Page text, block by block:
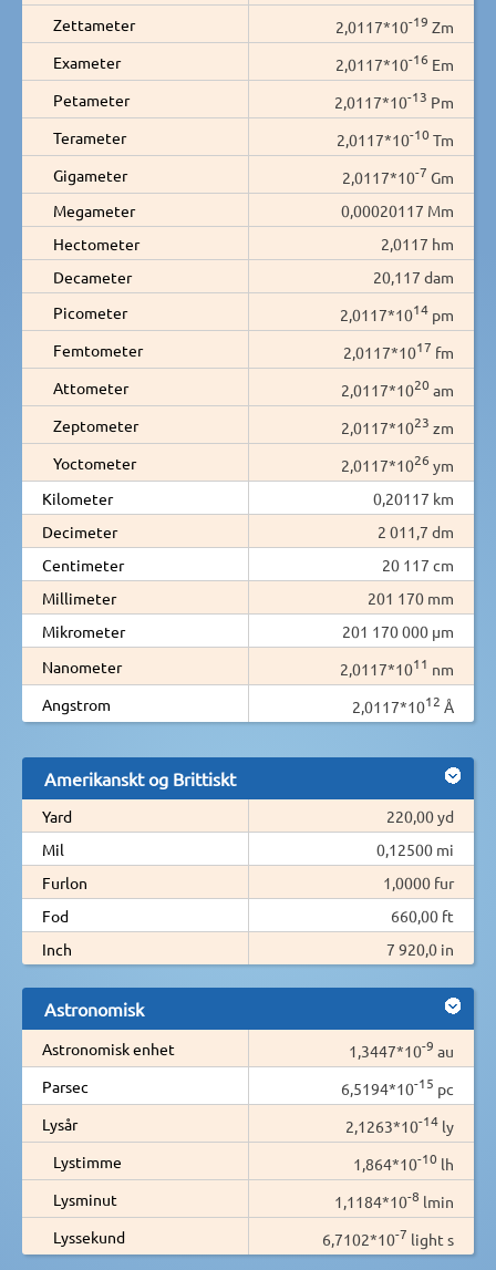
Zettameter
2,0117*10-19 Zm
Exameter
2,0117*10-16 Em
Petameter
2,0117*10-13 Pm
Terameter
2,0117*10-10 Tm
Gigameter
2,0117*10-7 Gm
Megameter
0,00020117 Mm
Hectometer
2,0117 hm
Decameter
20,117 dam
Picometer
2,0117*1014 pm
Femtometer
2,0117*1017 fm
Attometer
2,0117*1020 am
Zeptometer
2,0117*1023 zm
Yoctometer
2,0117*1026 ym
Kilometer
0,20117 km
Decimeter
2 011,7 dm
Centimeter
20 117 cm
Millimeter
201 170 mm
Mikrometer
201 170 000 µm
Nanometer
2,0117*1011 nm
Angstrom
2,0117*1012 Å
Amerikanskt og Brittiskt
Yard
220,00 yd
Mil
0,12500 mi
Furlon
1,0000 fur
Fod
660,00 ft
Inch
7 920,0 in
Astronomisk
Astronomisk enhet 1,3447*10-9 au
Parsec
6,5194*10-15 pc
Lysår
2,1263*10-14 ly
Lystimme
1,864*10-10 lh
Lysminut
1,1184*10-8 lmin
Lyssekund
6,7102*10-7 light s